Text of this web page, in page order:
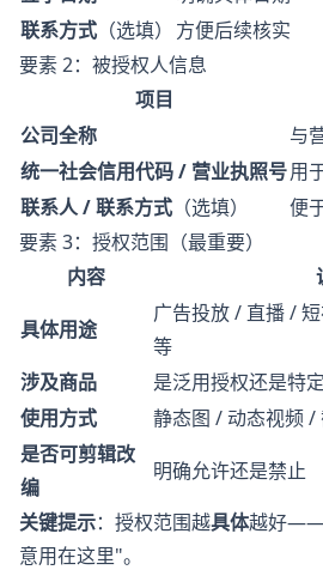
联系方式 （选填）
方便后续核实
要素 2：被授权人信息
项目
公司全称
与
统一社会信用代码 / 营业执照号用
联系人 / 联系方式 （选填）
便
要素 3：授权范围（最重要）
内容
具体用途
广告投放 / 直播 /
等
涉及商品
是泛用授权还是特
使用方式
静态图 / 动态视频 /
是否可剪辑改
编
明确允许还是禁止
关键提示：授权范围越具体越好——
意用在这里"。